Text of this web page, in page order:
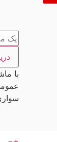
با ماشین
عمومی
سواری